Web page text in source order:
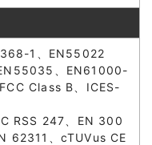
1、EN55022
、EN61000-
Class B、ICES-
RSS 247、EN 300
62311、cTUVus CE